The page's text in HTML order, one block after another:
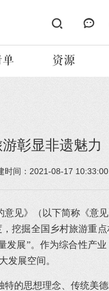
单 资源
彰显非遗魅力
时间： 2021-08-17 10:33:00
见》（以下简称《意
挖掘全国乡村旅游重
展”。作为综合性产
发展空间。
的思想理念、传统美